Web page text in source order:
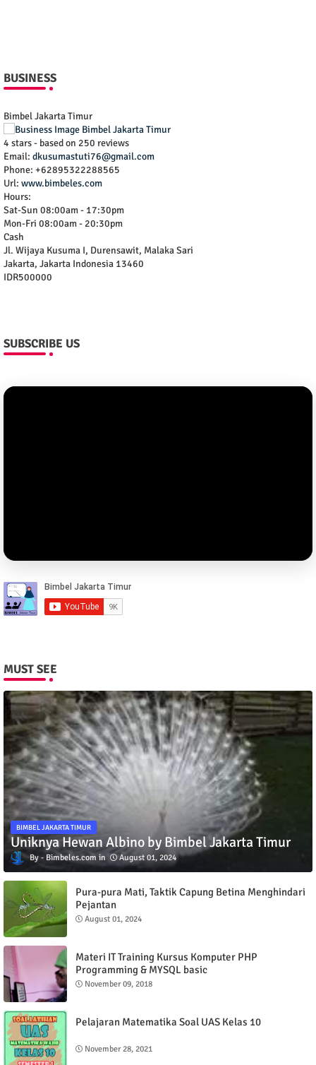
BUSINESS
Bimbel Jakarta Timur
4 stars - based on 250 reviews
Email: dkusumastuti76@gmail.com
Phone: +62895322288565
Url: www.bimbeles.com
Hours:
Sat-Sun 08:00am - 17:30pm
Mon-Fri 08:00am - 20:30pm
Cash
Jl. Wijaya Kusuma I, Durensawit, Malaka Sari
Jakarta, Jakarta Indonesia 13460
IDR500000
SUBSCRIBE US
MUST SEE
BIMBEL JAKARTA TIMUR
Uniknya Hewan Albino by Bimbel Jakarta Timur
Bimbeles.com August 01, 2024
Pura-pura Mati, Taktik Capung Betina Menghindari
Pejantan
August 01, 2024
Materi IT Training Kursus Komputer PHP
Programming & MYSQL basic
November 09, 2018
Pelajaran Matematika Soal UAS Kelas 10
November 28, 2021